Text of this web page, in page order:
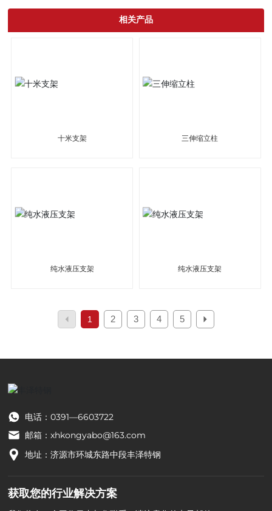
相关产品
十米支架 三伸缩立柱
纯水液压支架 纯水液压支架
1 2 3 4 5
电话：0391—6603722
邮箱：xhkongyabo@163.com
地址：济源市环城东路中段丰泽特钢
获取您的行业解决方案